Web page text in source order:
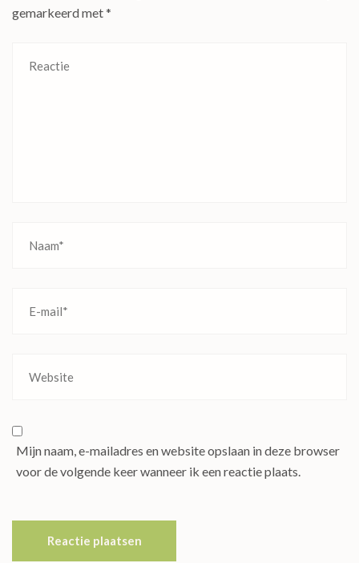
gemarkeerd met*
Mijn naam, e-mailadres en website opslaan in deze browser
voor de volgende keer wanneer ik een reactie plaats.